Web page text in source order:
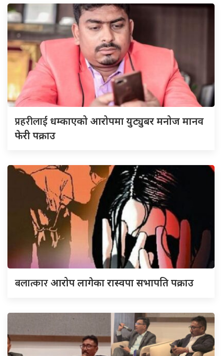
प्रहरीलाई धम्काएको आरोपमा युट्युबर मनोज मानव
फेरी पक्राउ
बलात्कारआरोप लागेका रास्वपा सभापति पक्राउ